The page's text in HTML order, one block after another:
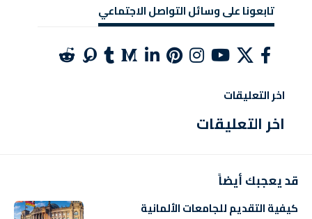
تابعونا على وسائل التواصل الاجتماعي
اخر التعليقات
اخر التعليقات
قد يعجبك أيضاً
كيفية التقديم للجامعات الألمانية